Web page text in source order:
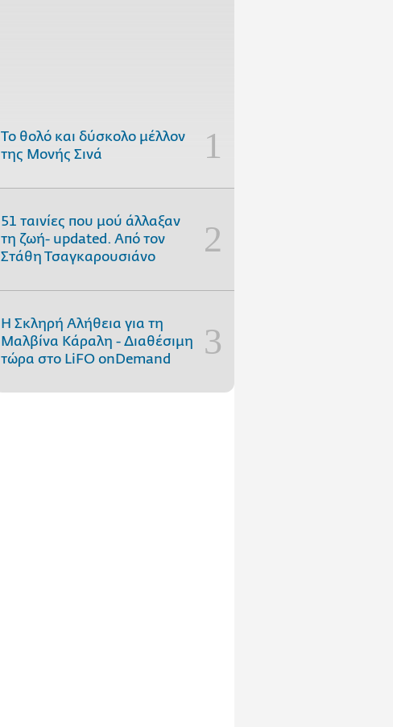
Το θολό και δύσκολο μέλλον
της Μονής Σινά
51 ταινίες που μού άλλαξαν
τη ζωή- updated. Aπό τον
Στάθη Τσαγκαρουσιάνο
Η Σκληρή Αλήθεια για τη
Μαλβίνα Κάραλη - Διαθέσιμη
τώρα στo LiFO onDemand